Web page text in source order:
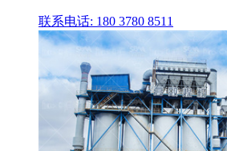
联系电话: 180 3780 8511